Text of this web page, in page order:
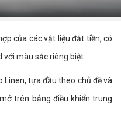
của các vật liệu đắt tiền, có
với màu sắc riêng biệt.
Linen, tựa đầu theo chủ đề và
trên bảng điều khiển trung